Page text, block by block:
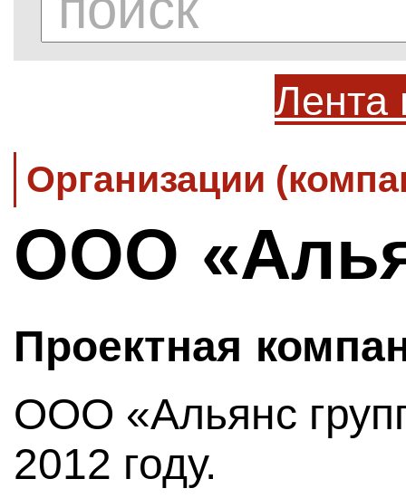
Лента
Организации
ООО
Проектная
ООО «Альянс
2012 году.